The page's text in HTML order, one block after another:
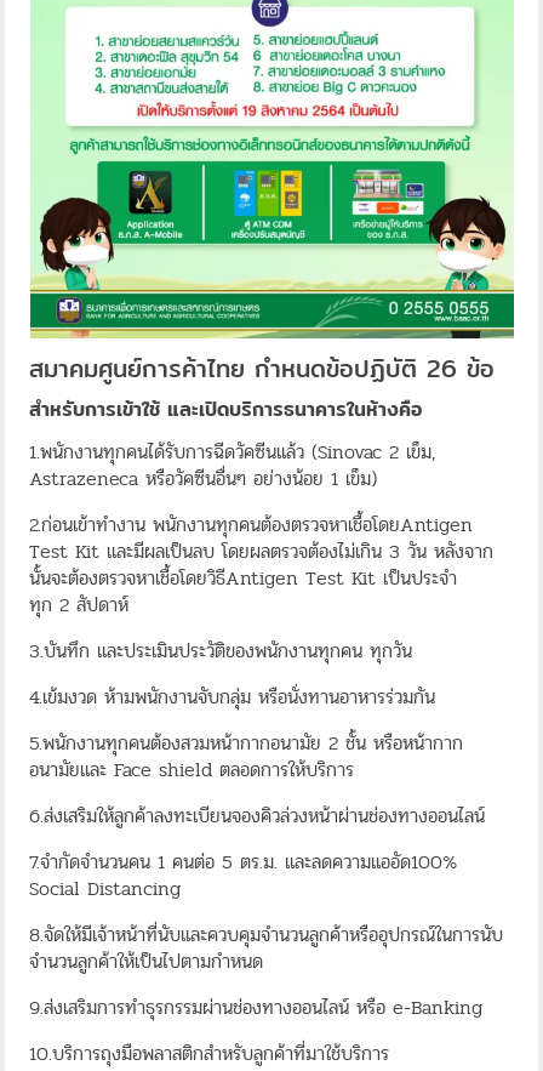
สมาคมศูนย์การค้าไทย กำหนดข้อปฏิบัติ 26 ข้อ
สำหรับการเข้าใช้ และเปิดบริการธนาคารในห้างคือ
1.พนักงานทุกคนได้รับการฉีดวัคซีนแล้ว (Sinovac 2 เข็ม,
Astrazeneca หรือวัคซีนอื่นๆ อย่างน้อย 1 เข็ม)
2.ก่อนเข้าทำงาน พนักงานทุกคนต้องตรวจหาเชื้อโดยAntigen
Test Kit และมีผลเป็นลบ โดยผลตรวจต้องไม่เกิน 3 วัน หลังจาก
นั้นจะต้องตรวจหาเชื้อโดยวิธีAntigen Test Kit เป็นประจำ
ทุก 2 สัปดาห์
3.บันทึก และประเมินประวัติของพนักงานทุกคน ทุกวัน
4.เข้มงวด ห้ามพนักงานจับกลุ่ม หรือนั่งทานอาหารร่วมกัน
5.พนักงานทุกคนต้องสวมหน้ากากอนามัย 2 ชั้น หรือหน้ากาก
อนามัยและ Face shield ตลอดการให้บริการ
6.ส่งเสริมให้ลูกค้าลงทะเบียนจองคิวล่วงหน้าผ่านช่องทางออนไลน์
7.จำกัดจำนวนคน 1 คนต่อ 5 ตร.ม. และลดความแออัด100%
Social Distancing
8.จัดให้มีเจ้าหน้าที่นับและควบคุมจำนวนลูกค้าหรืออุปกรณ์ในการนับ
จำนวนลูกค้าให้เป็นไปตามกำหนด
9.ส่งเสริมการทำธุรกรรมผ่านช่องทางออนไลน์ หรือ e-Banking
10.บริการถุงมือพลาสติกสำหรับลูกค้าที่มาใช้บริการ